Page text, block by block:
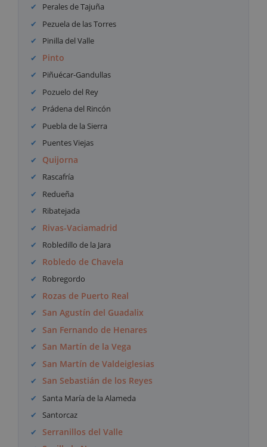
Perales de Tajuña
Pezuela de las Torres
Pinilla del Valle
Pinto
Piñuécar-Gandullas
Pozuelo del Rey
Prádena del Rincón
Puebla de la Sierra
Puentes Viejas
Quijorna
Rascafría
Redueña
Ribatejada
Rivas-Vaciamadrid
Robledillo de la Jara
Robledo de Chavela
Robregordo
Rozas de Puerto Real
San Agustín del Guadalix
San Fernando de Henares
San Martín de la Vega
San Martín de Valdeiglesias
San Sebastián de los Reyes
Santa María de la Alameda
Santorcaz
Serranillos del Valle